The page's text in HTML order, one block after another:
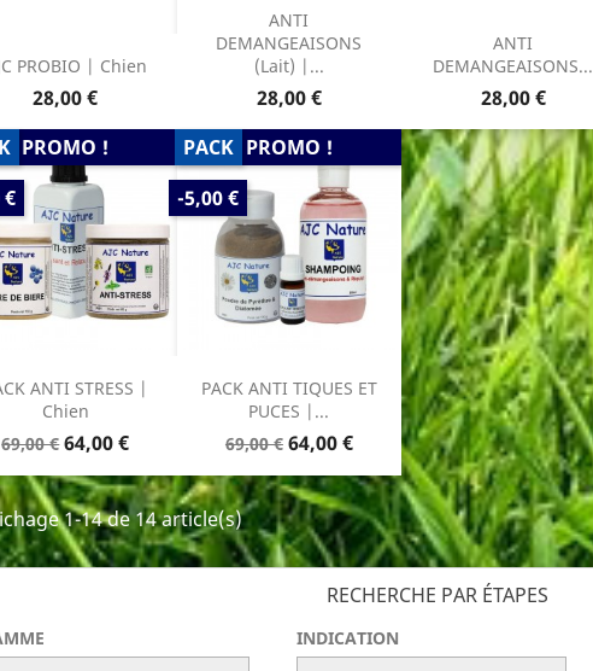
PROBIO | Chien
Prix
28,00 €
ANTI
DEMANGEAISONS
(Lait) |...
Prix
28,00 €
ANTI
DEMANGEAISONS...
Prix
28,00 €
ANTI STRESS |
Chien
Prix
base
69,00 €Prix
64,00 €
PROMO !
PACK ANTI TIQUES ET
PUCES |...
Prix
base
69,00 € Prix
64,00 €
PROMO !
PRIX
DE
BASE
-5,00 €
PACK
1-14 de 14 article(s)
RECHERCHE PAR ÉTAPES
INDICATION